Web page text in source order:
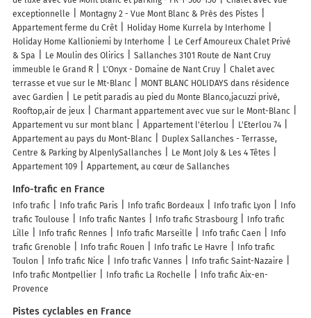
exceptionnelle
Montagny 2 - Vue Mont Blanc & Près des Pistes
Appartement ferme du Crêt
Holiday Home Kurrela by Interhome
Holiday Home Kallioniemi by Interhome
Le Cerf Amoureux Chalet Privé
& Spa
Le Moulin des Olirics
Sallanches 3101 Route de Nant Cruy
immeuble le Grand R
L'Onyx - Domaine de Nant Cruy
Chalet avec
terrasse et vue sur le Mt-Blanc
MONT BLANC HOLIDAYS dans résidence
avec Gardien
Le petit paradis au pied du Monte Blanco,jacuzzi privé,
Rooftop,air de jeux
Charmant appartement avec vue sur le Mont-Blanc
Appartement vu sur mont blanc
Appartement l'éterlou
L'Eterlou 74
Appartement au pays du Mont-Blanc
Duplex Sallanches - Terrasse,
Centre & Parking by AlpenlySallanches
Le Mont Joly & Les 4 Têtes
Appartement 109
Appartement, au cœur de Sallanches
Info-trafic en France
Info trafic Info trafic Paris Info trafic Bordeaux Info trafic Lyon
Info
trafic Toulouse
Info trafic Nantes Info trafic Strasbourg
Info trafic
Lille
Info trafic Rennes Info trafic Marseille Info trafic Caen
Info
trafic Grenoble
Info trafic Rouen Info trafic Le Havre
Info trafic
Toulon
Info trafic Nice Info trafic Vannes
Info trafic Saint-Nazaire
Info trafic Montpellier
Info trafic La Rochelle
Info trafic Aix-en-
Provence
Pistes cyclables en France